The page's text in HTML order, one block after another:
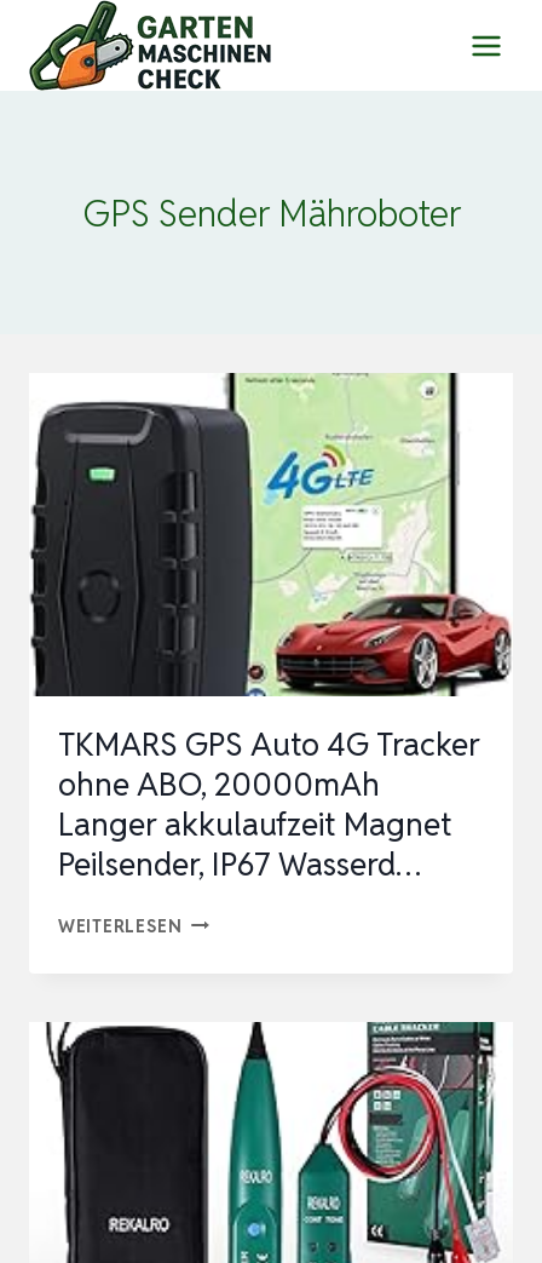
Inhalt
springen
GPS Sender Mähroboter
TKMARS GPS Auto 4G Tracker
ohne ABO, 20000mAh
Langer akkulaufzeit Magnet
Peilsender, IP67 Wasserd…
WEITERLESEN TKMARS
4G
TRACKER
OHNE
20000MAH
LANGER
AKKULAUFZEIT